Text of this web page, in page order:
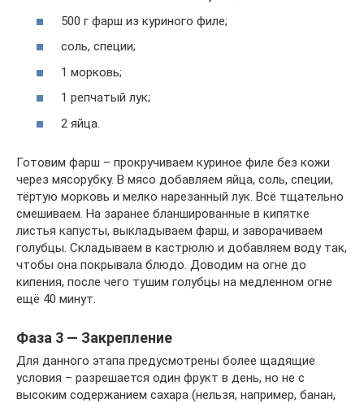
500 г фарш из куриного филе;
соль, специи;
1 морковь;
1 репчатый лук;
2 яйца.
Готовим фарш – прокручиваем куриное филе без кожи
через мясорубку. В мясо добавляем яйца, соль, специи,
тёртую морковь и мелко нарезанный лук. Всё тщательно
смешиваем. На заранее бланшированные в кипятке
листья капусты, выкладываем фарш, и заворачиваем
голубцы. Складываем в кастрюлю и добавляем воду так,
чтобы она покрывала блюдо. Доводим на огне до
кипения, после чего тушим голубцы на медленном огне
ещё 40 минут.
Фаза 3 — Закрепление
Для данного этапа предусмотрены более щадящие
условия – разрешается один фрукт в день, но не с
высоким содержанием сахара (нельзя, например, банан,